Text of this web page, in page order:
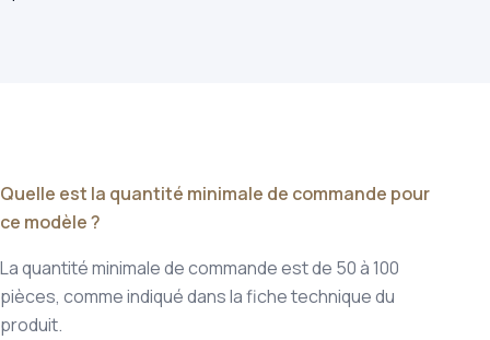
Quelle est la quantité minimale de commande pour
ce modèle ?
La quantité minimale de commande est de 50 à 100
pièces, comme indiqué dans la fiche technique du
produit.